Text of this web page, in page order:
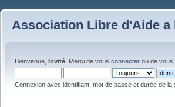
Association Libre d'Aide a
Bienvenue, Invité . Merci de vous connecter ou de vous
Connexion avec identifiant, mot de passe et durée de la